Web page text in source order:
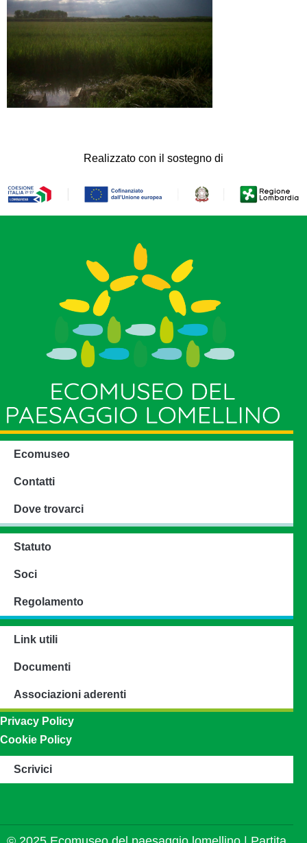
Realizzato con il sostegno di
Ecomuseo
Contatti
Dove trovarci
Statuto
Soci
Regolamento
Link utili
Documenti
Associazioni aderenti
Privacy Policy
Cookie Policy
Scrivici